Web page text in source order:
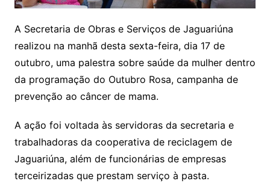
A Secretaria de Obras e Serviços de Jaguariúna
realizou na manhã desta sexta-feira, dia 17 de
outubro, uma palestra sobre saúde da mulher dentro
da programação do Outubro Rosa, campanha de
prevenção ao câncer de mama.
A ação foi voltada às servidoras da secretaria e
trabalhadoras da cooperativa de reciclagem de
Jaguariúna, além de funcionárias de empresas
terceirizadas que prestam serviço à pasta.